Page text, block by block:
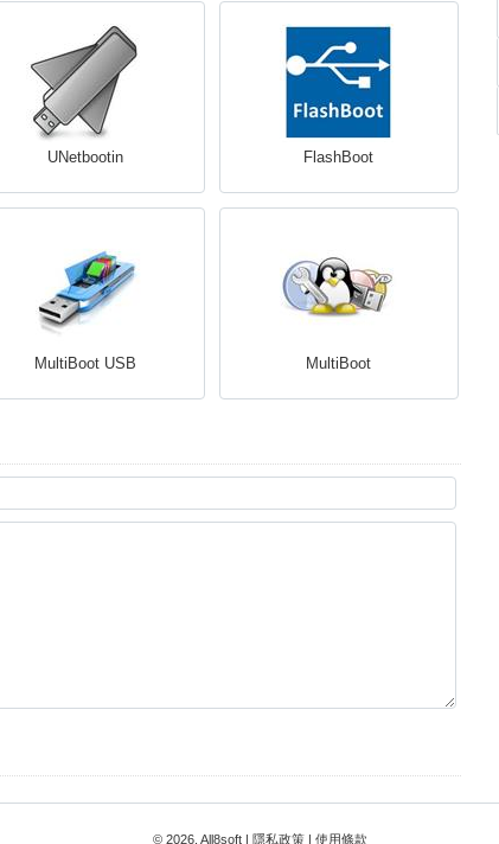
UNetbootin FlashBoot
MultiBoot USB MultiBoot
© 2026, All8soft | 隱私政策| 使用條款